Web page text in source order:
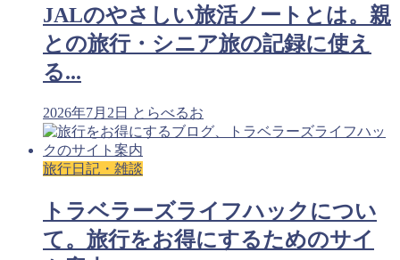
JALのやさしい旅活ノートとは。親
との旅行・シニア旅の記録に使え
る...
2026年7月2日 とらべるお
旅行日記・雑談
トラベラーズライフハックについ
て。旅行をお得にするためのサイ